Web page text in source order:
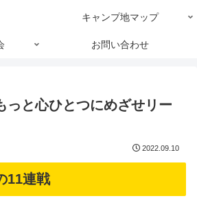
キャンプ地マップ
お問い合わせ
っと心ひとつにめざせリー
2022.09.10
11連戦